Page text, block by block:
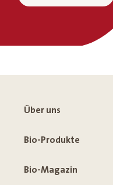
Über uns
Bio-Produkte
Bio-Magazin